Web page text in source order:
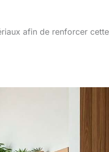
afin de renforcer cette